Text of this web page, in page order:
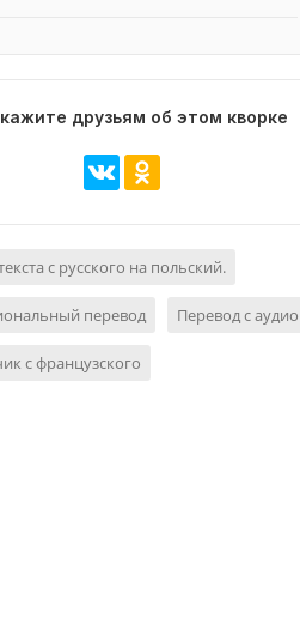
друзьям об этом кворке
с русского на польский.
перевод Перевод с аудио
с французского